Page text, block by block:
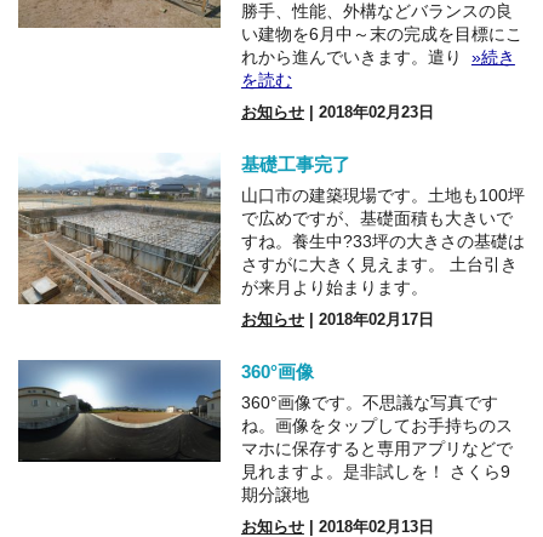
勝手、性能、外構などバランスの良
い建物を6月中～末の完成を目標にこ
れから進んでいきます。遣り »続き
を読む
お知らせ| 2018年02月23日
基礎工事完了
山口市の建築現場です。土地も100坪
で広めですが、基礎面積も大きいで
すね。養生中?33坪の大きさの基礎は
さすがに大きく見えます。 土台引き
が来月より始まります。
お知らせ| 2018年02月17日
360°画像
360°画像です。不思議な写真です
ね。画像をタップしてお手持ちのス
マホに保存すると専用アプリなどで
見れますよ。是非試しを！ さくら9
期分譲地
お知らせ| 2018年02月13日